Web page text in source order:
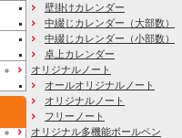
壁掛けカレンダー
中綴じカレンダー（大部数）
中綴じカレンダー（小部数）
卓上カレンダー
オリジナルノート
オールオリジナルノート
オリジナルノート
フリーノート
オリジナル多機能ボールペン